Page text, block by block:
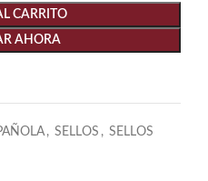
CARRITO
AHORA
, SELLOS , SELLOS